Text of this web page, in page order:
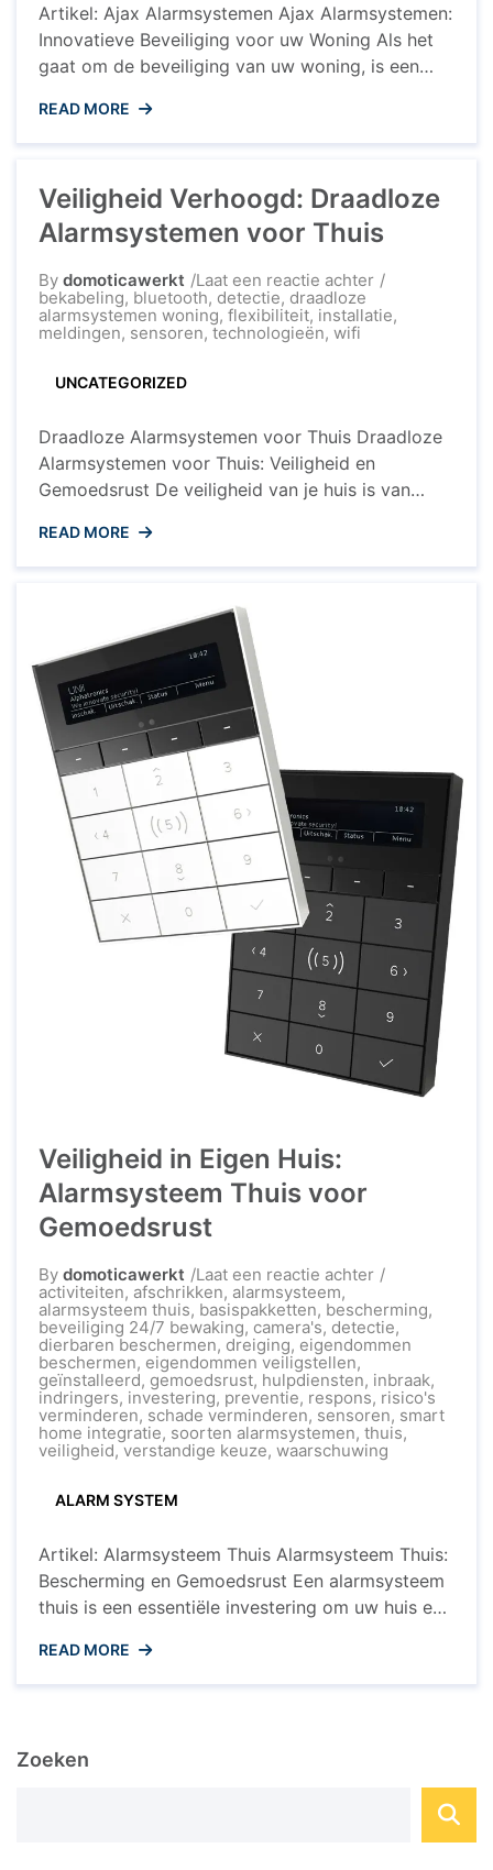
Artikel: Ajax Alarmsystemen Ajax Alarmsystemen:
Innovatieve Beveiliging voor uw Woning Als het
gaat om de beveiliging van uw woning, is een
alarmsystemen bieden geavanceerde en
betrouwbare beveiligingsoplossingen die uw
technologie en gebruiksvriendelijke functies zijn
Ajax alarmsystemen de ideale keuze voor zowel
particuliere als zakelijke toepassingen.
Kenmerken van ...
READ MORE
Veiligheid Verhoogd: Draadloze
Alarmsystemen voor Thuis
By domoticawerkt Laat een reactie achterop
Verhoogd:
Draadloze
bekabeling, bluetooth, detectie, draadloze
alarmsystemen woning, flexibiliteit, installatie,
meldingen, sensoren, technologieën, wifi
UNCATEGORIZED
Draadloze Alarmsystemen voor Thuis Draadloze
Alarmsystemen voor Thuis: Veiligheid en
Gemoedsrust De veiligheid van je huis is van
bieden een effectieve manier om je woning te
beschermen tegen inbraak en ongewenste
op het gebied van beveiligingssystemen zijn
draadloze alarmsystemen steeds populairder
geworden vanwege hun gebruiksgemak, ...
READ MORE
Veiligheid in Eigen Huis:
Alarmsysteem Thuis voor
Gemoedsrust
By domoticawerkt Laat een reactie achterop
in
Eigen
Huis:
Thuis
voor
Gemoedsrust
activiteiten, afschrikken, alarmsysteem,
alarmsysteem thuis, basispakketten, bescherming,
beveiliging 24/7 bewaking, camera's, detectie,
dierbaren beschermen, dreiging, eigendommen
beschermen, eigendommen veiligstellen,
geïnstalleerd, gemoedsrust, hulpdiensten, inbraak,
indringers, investering, preventie, respons, risico's
verminderen, schade verminderen, sensoren, smart
home integratie, soorten alarmsystemen, thuis,
veiligheid,verstandige keuze, waarschuwing
ALARM SYSTEM
Artikel: Alarmsysteem Thuis Alarmsysteem Thuis:
Bescherming en Gemoedsrust Een alarmsysteem
thuis is een essentiële investering om uw huis en
ongewenste indringers. Met de toenemende
bezorgdheid over veiligheid, biedt een goed
Alarmsysteem? Een alarmsysteem detecteert
READ MORE
Zoeken